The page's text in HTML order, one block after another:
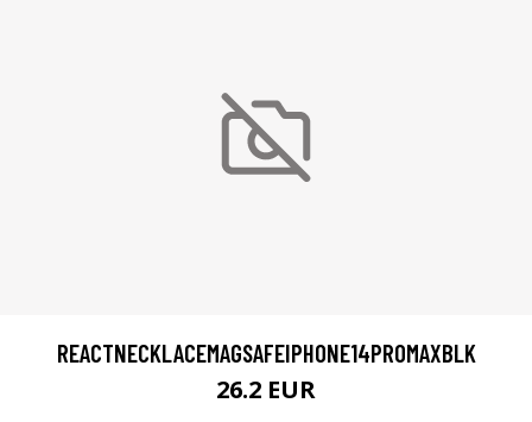
REACTNECKLACEMAGSAFEIPHONE14PROMAXBLK
26.2 EUR